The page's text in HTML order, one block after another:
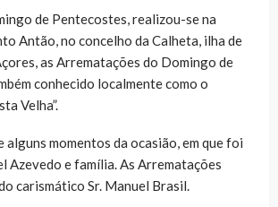
de Pentecostes, realizou-se na
Antão, no concelho da Calheta, ilha de
as Arrematações do Domingo de
conhecido localmente como o
Velha”.
alguns momentos da ocasião, em que foi
Azevedo e família. As Arrematações
carismático Sr. Manuel Brasil.